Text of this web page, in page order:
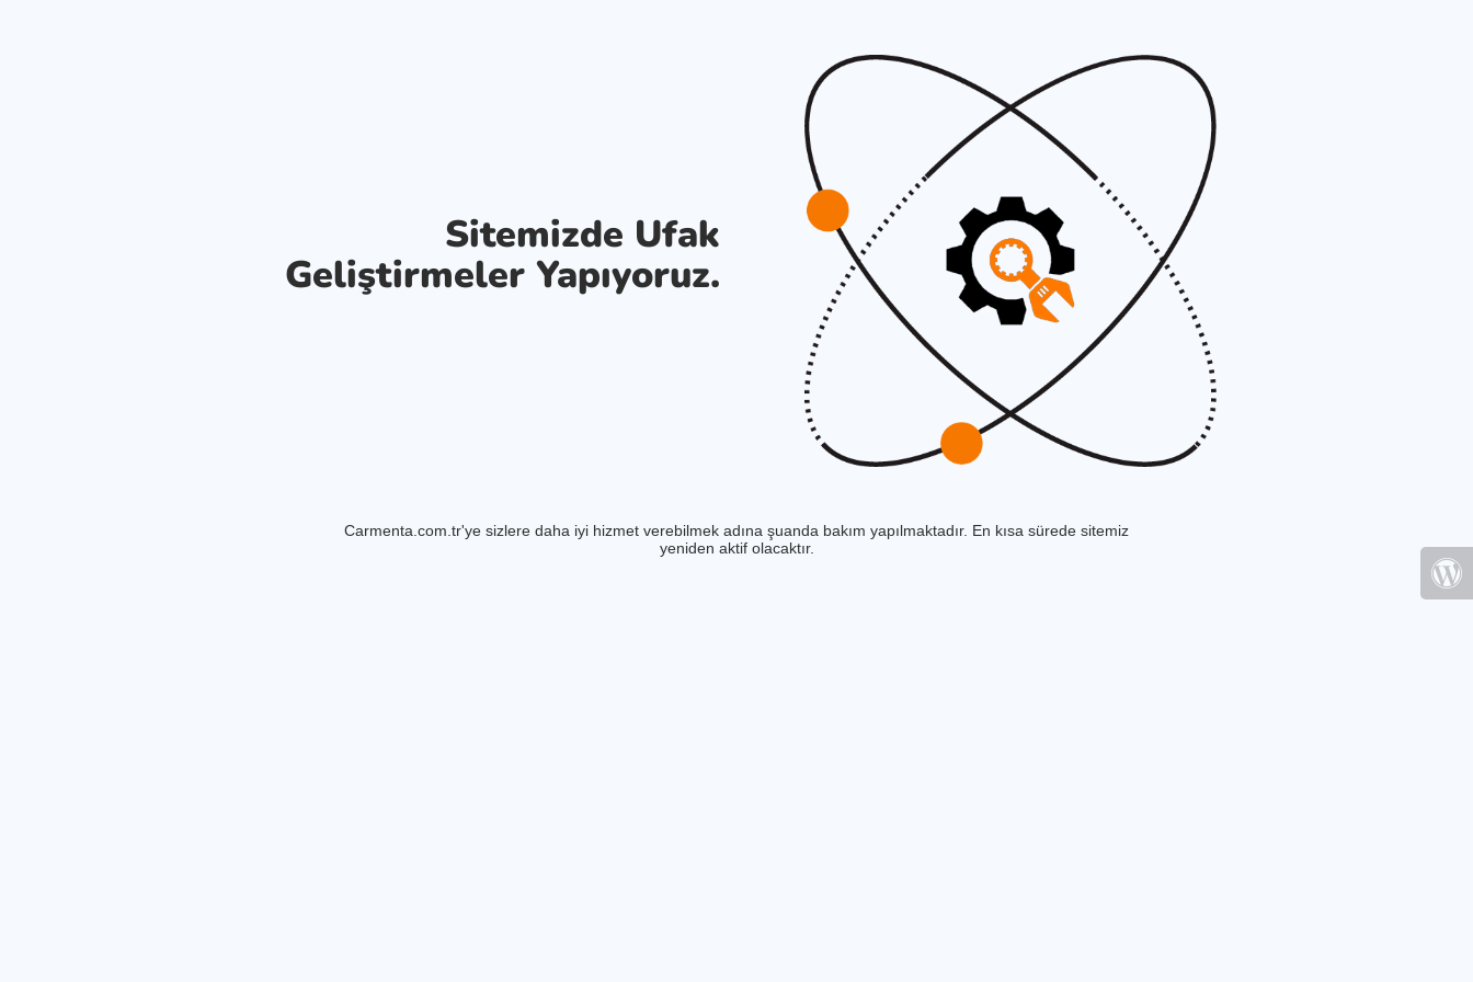
Sitemizde Ufak
Geliştirmeler Yapıyoruz.
Carmenta.com.tr'ye sizlere daha iyi hizmet verebilmek adına şuanda bakım yapılmaktadır. En kısa sürede sitemiz
yeniden aktif olacaktır.